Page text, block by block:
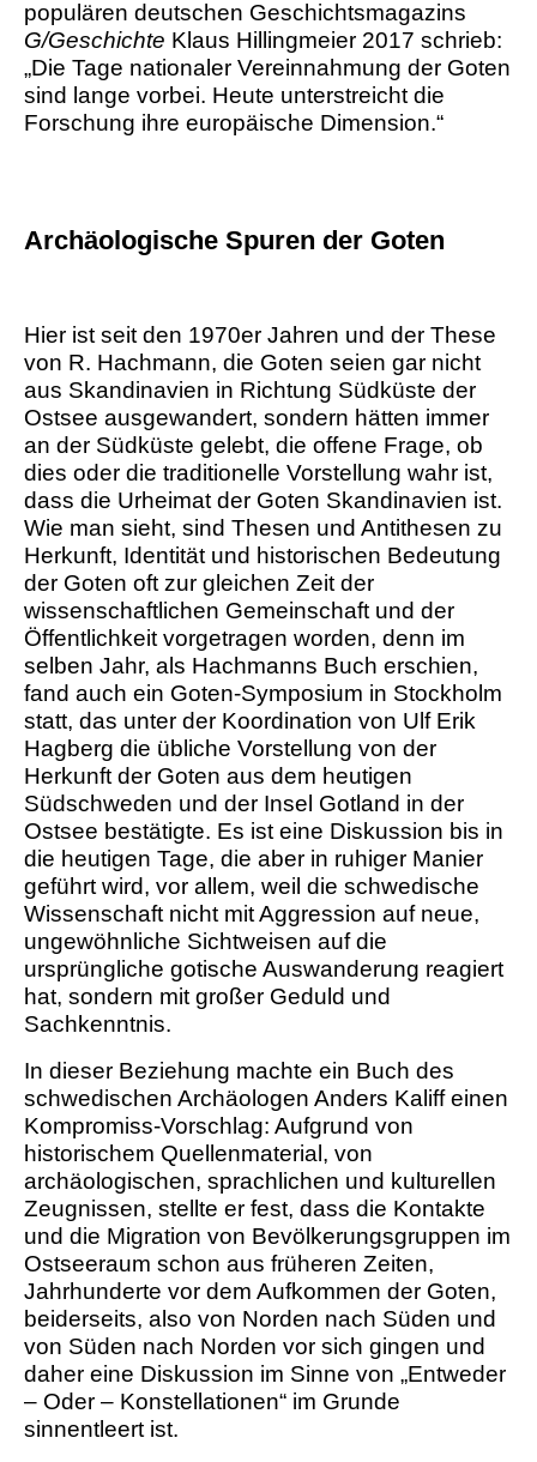
populären deutschen Geschichtsmagazins
G/Geschichte Klaus Hillingmeier 2017 schrieb:
„Die Tage nationaler Vereinnahmung der Goten
sind lange vorbei. Heute unterstreicht die
Forschung ihre europäische Dimension.“
Archäologische Spuren der Goten
Hier ist seit den 1970er Jahren und der These
von R. Hachmann, die Goten seien gar nicht
aus Skandinavien in Richtung Südküste der
Ostsee ausgewandert, sondern hätten immer
an der Südküste gelebt, die offene Frage, ob
dies oder die traditionelle Vorstellung wahr ist,
dass die Urheimat der Goten Skandinavien ist.
Wie man sieht, sind Thesen und Antithesen zu
Herkunft, Identität und historischen Bedeutung
der Goten oft zur gleichen Zeit der
wissenschaftlichen Gemeinschaft und der
Öffentlichkeit vorgetragen worden, denn im
selben Jahr, als Hachmanns Buch erschien,
fand auch ein Goten-Symposium in Stockholm
statt, das unter der Koordination von Ulf Erik
Hagberg die übliche Vorstellung von der
Herkunft der Goten aus dem heutigen
Südschweden und der Insel Gotland in der
Ostsee bestätigte. Es ist eine Diskussion bis in
die heutigen Tage, die aber in ruhiger Manier
geführt wird, vor allem, weil die schwedische
Wissenschaft nicht mit Aggression auf neue,
ungewöhnliche Sichtweisen auf die
ursprüngliche gotische Auswanderung reagiert
hat, sondern mit großer Geduld und
Sachkenntnis.
In dieser Beziehung machte ein Buch des
schwedischen Archäologen Anders Kaliff einen
Kompromiss-Vorschlag: Aufgrund von
historischem Quellenmaterial, von
archäologischen, sprachlichen und kulturellen
Zeugnissen, stellte er fest, dass die Kontakte
und die Migration von Bevölkerungsgruppen im
Ostseeraum schon aus früheren Zeiten,
Jahrhunderte vor dem Aufkommen der Goten,
beiderseits, also von Norden nach Süden und
von Süden nach Norden vor sich gingen und
daher eine Diskussion im Sinne von „Entweder
– Oder – Konstellationen“ im Grunde
sinnentleert ist.